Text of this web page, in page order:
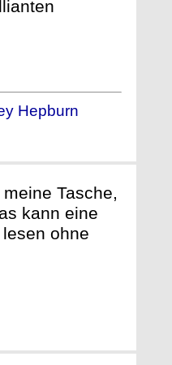
Hepburn
Tasche,
kann eine
ohne